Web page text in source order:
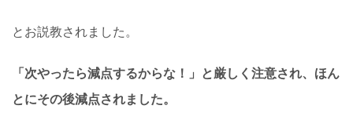
とお説教されました。
「次やったら減点するからな！」と厳しく注意され、ほん
とにその後減点されました。